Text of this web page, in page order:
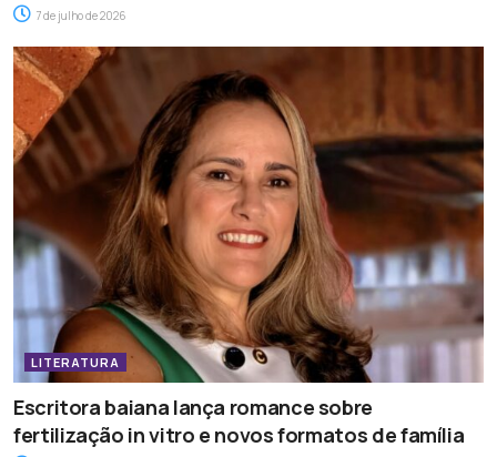
7 de julho de 2026
LITERATURA
Escritora baiana lança romance sobre
fertilização in vitro e novos formatos de família